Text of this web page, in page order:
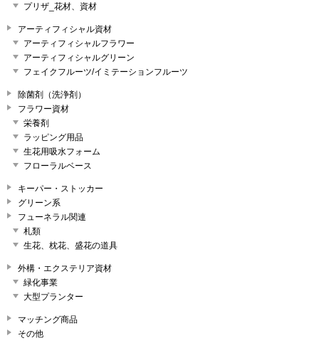
プリザ_花材、資材
アーティフィシャル資材
アーティフィシャルフラワー
アーティフィシャルグリーン
フェイクフルーツ/イミテーションフルーツ
除菌剤（洗浄剤）
フラワー資材
栄養剤
ラッピング用品
生花用吸水フォーム
フローラルベース
キーパー・ストッカー
グリーン系
フューネラル関連
札類
生花、枕花、盛花の道具
外構・エクステリア資材
緑化事業
大型プランター
マッチング商品
その他